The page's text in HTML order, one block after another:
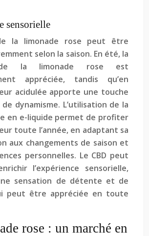
sensorielle
la limonade rose peut être
selon la saison. En été, la
la limonade rose est
appréciée, tandis qu’en
acidulée apporte une touche
dynamisme. L’utilisation de la
en e-liquide permet de profiter
toute l’année, en adaptant sa
aux changements de saison et
personnelles. Le CBD peut
l’expérience sensorielle,
sensation de détente et de
peut être appréciée en toute
rose : un marché en